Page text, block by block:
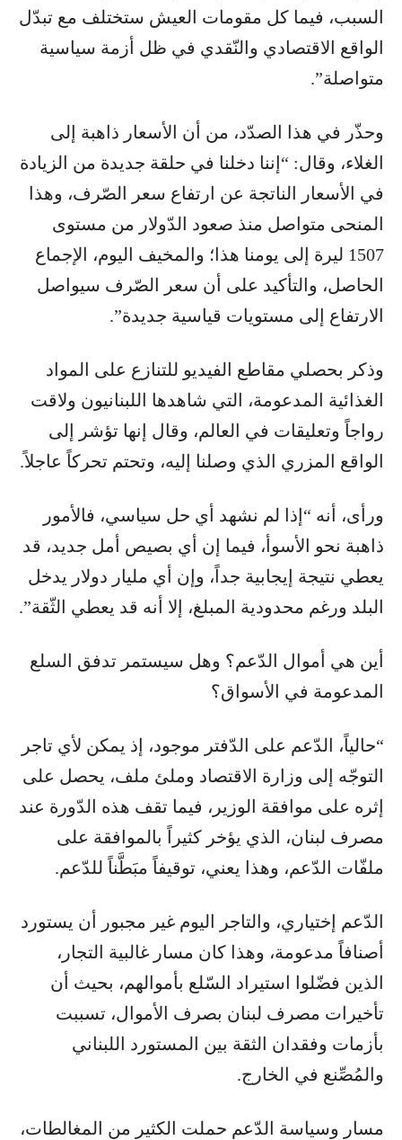
السبب، فيما كل مقومات العيش ستختلف مع تبدّل
الواقع الاقتصادي والنّقدي في ظل أزمة سياسية
متواصلة”.
وحذّر في هذا الصدّد، من أن الأسعار ذاهبة إلى
الغلاء، وقال: “إننا دخلنا في حلقة جديدة من الزيادة
في الأسعار الناتجة عن ارتفاع سعر الصّرف، وهذا
المنحى متواصل منذ صعود الدّولار من مستوى
1507 ليرة إلى يومنا هذا؛ والمخيف اليوم، الإجماع
الحاصل، والتأكيد على أن سعر الصّرف سيواصل
الارتفاع إلى مستويات قياسية جديدة”.
وذكر بحصلي مقاطع الفيديو للتنازع على المواد
الغذائية المدعومة، التي شاهدها اللبنانيون ولاقت
رواجاً وتعليقات في العالم، وقال إنها تؤشر إلى
الواقع المزري الذي وصلنا إليه، وتحتم تحركاً عاجلاً.
ورأى، أنه “إذا لم نشهد أي حل سياسي، فالأمور
ذاهبة نحو الأسوأ، فيما إن أي بصيص أمل جديد، قد
يعطي نتيجة إيجابية جداً، وإن أي مليار دولار يدخل
البلد ورغم محدودية المبلغ، إلا أنه قد يعطي الثّقة”.
أين هي أموال الدّعم؟ وهل سيستمر تدفق السلع
المدعومة في الأسواق؟
“حالياً، الدّعم على الدّفتر موجود، إذ يمكن لأي تاجر
التوجّه إلى وزارة الاقتصاد وملئ ملف، يحصل على
إثره على موافقة الوزير، فيما تقف هذه الدّورة عند
​مصرف لبنان​، الذي يؤخر كثيراً بالموافقة على
ملفّات الدّعم، وهذا يعني، توقيفاً مبَطَّناً للدّعم.
الدّعم إختياري، والتاجر اليوم غير مجبور أن يستورد
أصنافاً مدعومة، وهذا كان مسار غالبية ​التجار​،
الذين فضّلوا ​استيراد​ السّلع بأموالهم، بحيث أن
تأخيرات مصرف لبنان بصرف الأموال، تسببت
بأزمات وفقدان الثقة بين المستورد اللبناني
والمُصِّنع في الخارج.
مسار وسياسة الدّعم حملت الكثير من المغالطات،